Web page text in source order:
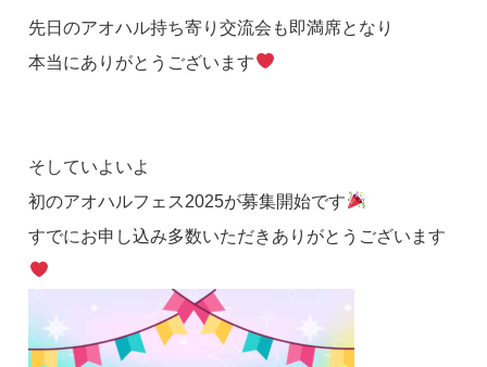
先日のアオハル持ち寄り交流会も即満席となり
本当にありがとうございます
そしていよいよ
初のアオハルフェス2025が募集開始です
すでにお申し込み多数いただきありがとうございます